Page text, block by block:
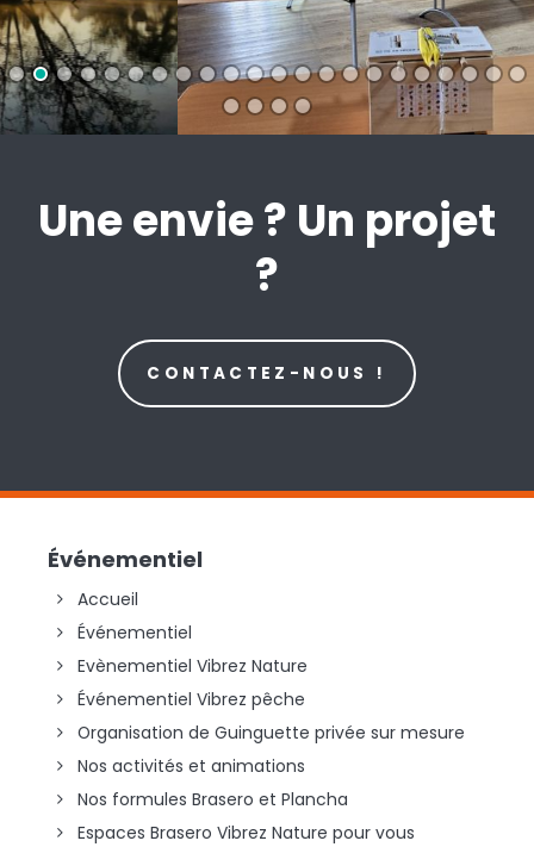
Une envie ? Un projet
?
CONTACTEZ-NOUS !
Événementiel
Accueil
Événementiel
Evènementiel Vibrez Nature
Événementiel Vibrez pêche
Organisation de Guinguette privée sur mesure
Nos activités et animations
Nos formules Brasero et Plancha
Espaces Brasero Vibrez Nature pour vous